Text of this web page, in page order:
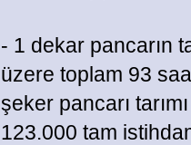
- 1 dekar pancarın
üzere toplam 93
şeker pancarı
123.000 tam